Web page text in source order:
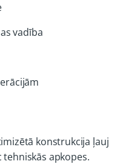
vadība
konstrukcija ļauj
apkopes.